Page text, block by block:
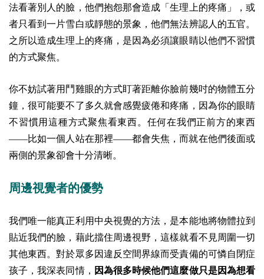
法看著別人的臉，他們抱怨那會造成「生理上的疼痛」，或
者只看到一片雪白或靜態的景象，他們無法辨認人的五官。
之所以造成生理上的疼痛，是因為必須讓眼睛以他們不習慣
的方式聚焦。
你不妨試著用鬥雞眼的方式盯著距離你臉前幾吋的物體五分
鐘，很可能要不了多久就會感覺疲倦和疼痛，因為你的眼睛
不習慣用這種方式聚焦看東西。任何在我們正前方的東西
——比如一個人站在那裡——都會失焦，而就在他們後面或
兩側的景象卻會十分清晰。
周邊視覺者的優勢
我們唯一能真正利用中央視覺的方法，是本能地將物體拉到
貼近我們的臉，藉此擋住周邊視野，這樣就看不見周圍一切
其他東西。對於眾多因違反空間界線而受責備的可憐自閉症
孩子，我深表同情， 因為很多時候他們這麼做只是因為想看